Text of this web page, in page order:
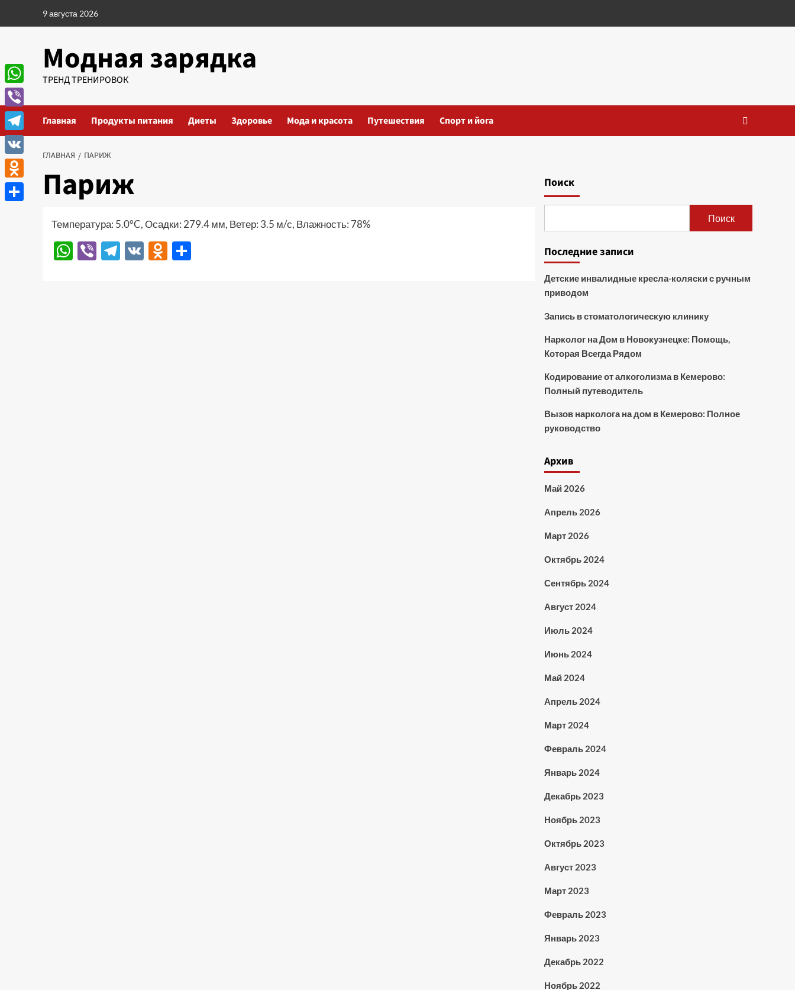
9 августа 2026
Модная зарядка
ТРЕНД ТРЕНИРОВОК
Главная Продукты питания Диеты Здоровье Мода и красота Путешествия Спорт и йога
ГЛАВНАЯ ПАРИЖ
Париж
Температура: 5.0°C, Осадки: 279.4 мм, Ветер: 3.5 м/с, Влажность: 78%
WhatsApp
ViberTelegram
VK Odnoklassniki
Поиск
Поиск
Последние записи
Детские инвалидные кресла-коляски с ручным
приводом
Запись в стоматологическую клинику
Нарколог на Дом в Новокузнецке: Помощь,
Которая Всегда Рядом
Кодирование от алкоголизма в Кемерово:
Полный путеводитель
Вызов нарколога на дом в Кемерово: Полное
руководство
Архив
Май 2026
Апрель 2026
Март 2026
Октябрь 2024
Сентябрь 2024
Август 2024
Июль 2024
Июнь 2024
Май 2024
Апрель 2024
Март 2024
Февраль 2024
Январь 2024
Декабрь 2023
Ноябрь 2023
Октябрь 2023
Август 2023
Март 2023
Февраль 2023
Январь 2023
Декабрь 2022
Ноябрь 2022
WhatsApp
Viber
Telegram
VK
Odnoklassniki